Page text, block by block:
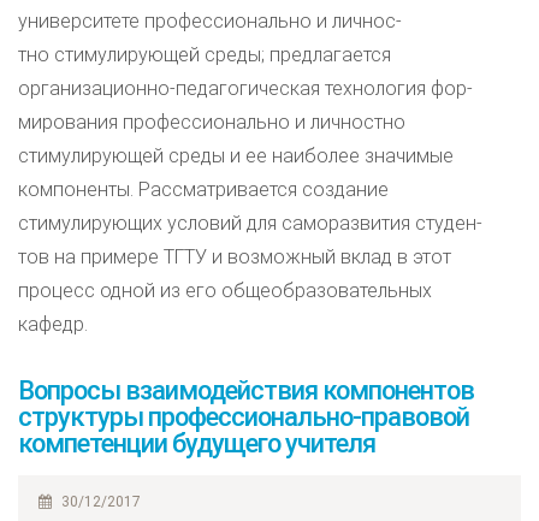
университете профессионально и личнос-
тно стимулирующей среды; предлагается
организационно-педагогическая технология фор-
мирования профессионально и личностно
стимулирующей среды и ее наиболее значимые
компоненты. Рассматривается создание
стимулирующих условий для саморазвития студен-
тов на примере ТГТУ и возможный вклад в этот
процесс одной из его общеобразовательных
кафедр.
Вопросы взаимодействия компонентов
структуры профессионально-правовой
компетенции будущего учителя
30/12/2017